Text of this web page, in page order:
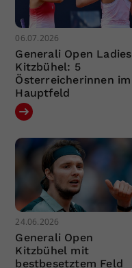
06.07.2026
Generali Open Ladies
Kitzbühel: 5
Österreicherinnen im
Hauptfeld
24.06.2026
Generali Open
Kitzbühel mit
bestbesetztem Feld